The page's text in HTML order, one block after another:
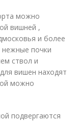
можно
вишней ,
и более
почки
ствол и
вишен находят
можно
подвергаются